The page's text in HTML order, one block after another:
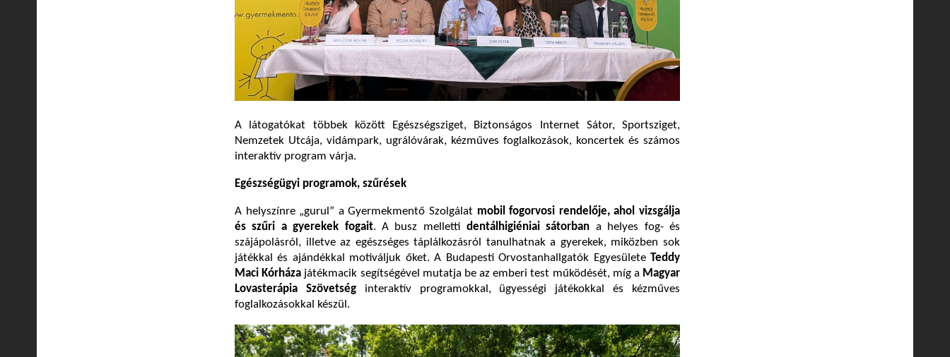
A látogatókat többek között Egészségsziget, Biztonságos Internet Sátor, Sportsziget,
Nemzetek Utcája, vidámpark, ugrálóvárak, kézműves foglalkozások, koncertek és számos
interaktív program várja.
Egészségügyi programok, szűrések
A helyszínre „gurul” a Gyermekmentő Szolgálat mobil fogorvosi rendelője, ahol vizsgálja
és szűri a gyerekek fogait. A busz mellettidentálhigiéniai sátorban a helyes fog- és
szájápolásról, illetve az egészséges táplálkozásról tanulhatnak a gyerekek, miközben sok
játékkal és ajándékkal motiváljuk őket. A Budapesti Orvostanhallgatók Egyesülete Teddy
Maci Kórháza játékmacik segítségével mutatja be az emberi test működését, míg a Magyar
Lovasterápia Szövetséginteraktív programokkal, ügyességi játékokkal és kézműves
foglalkozásokkal készül.